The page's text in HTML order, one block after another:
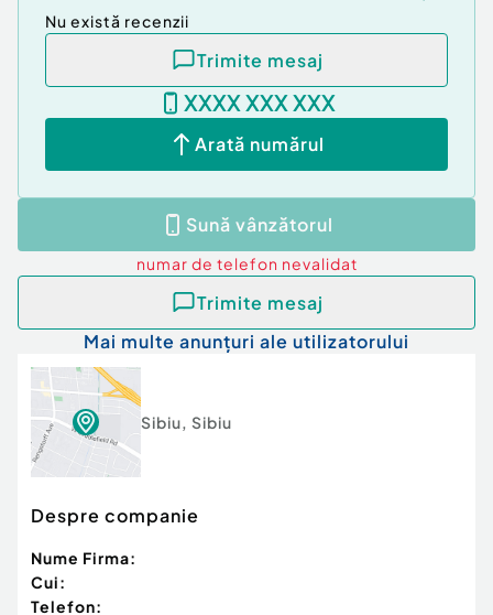
Nu există recenzii
Trimite mesaj
XXXX XXX XXX
Arată numărul
Sună vânzătorul
numar de telefon nevalidat
Trimite mesaj
Mai multe anunțuri ale utilizatorului
Sibiu, Sibiu
Despre companie
Nume Firma:
Cui:
Telefon: